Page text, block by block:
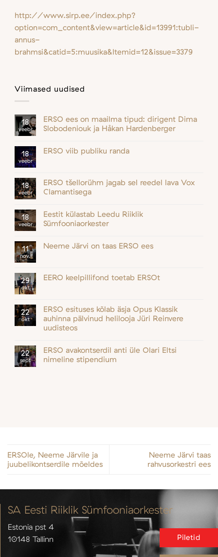
http://www.sirp.ee/index.php?
option=com_content&view=article&id=13991:tubli-
annus-
brahmsi&catid=5:muusika&Itemid=12&issue=3379
Viimased uudised
18
veebr
ERSO ees on maailma tipud: dirigent Dima
Slobodeniouk ja Håkan Hardenberger
18
veebr
ERSO viib publiku randa
18
veebr
ERSO tšellorühm jagab sel reedel lava Vox
Clamantisega
18
veebr
Eestit külastab Leedu Riiklik
Sümfooniaorkester
11
nov.
Neeme Järvi on taas ERSO ees
29
okt
EERO keelpillifond toetab ERSOt
22
okt
ERSO esituses kõlab äsja Opus Klassik
auhinna pälvinud helilooja Jüri Reinvere
uudisteos
22
sept
ERSO avakontserdil anti üle Olari Eltsi
nimeline stipendium
ERSOle, Neeme Järvile ja
juubelikontserdile mõeldes
Neeme Järvi taas
rahvusorkestri ees
SA Eesti Riiklik Sümfooniaorkester
Estonia pst 4
10148 Tallinn
Piletid